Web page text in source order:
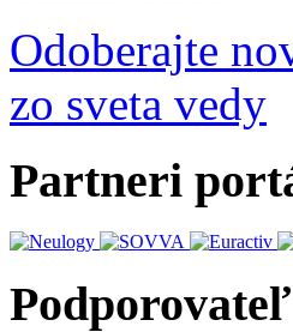
Odoberajte
zo sveta vedy
Partneri